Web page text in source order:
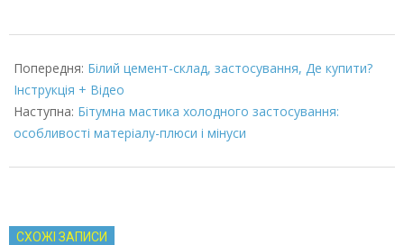
02-
02
Попередня: Білий цемент-склад, застосування, Де купити?
Інструкція + Відео
Наступна: Бітумна мастика холодного застосування:
особливості матеріалу-плюси і мінуси
СХОЖІ ЗАПИСИ